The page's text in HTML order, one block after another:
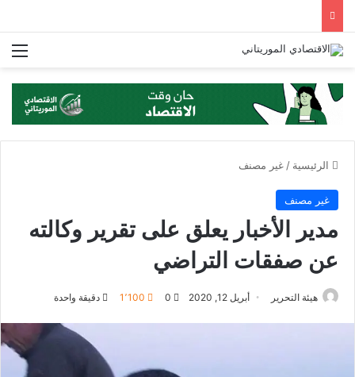
الرئيسية /غير مصنف
غير مصنف
مدير الأخبار يعلق على تقرير وكالته
عن صفقات التراضي
هيئة التحرير أبريل 12, 2020 0 1٬100 دقيقة واحدة